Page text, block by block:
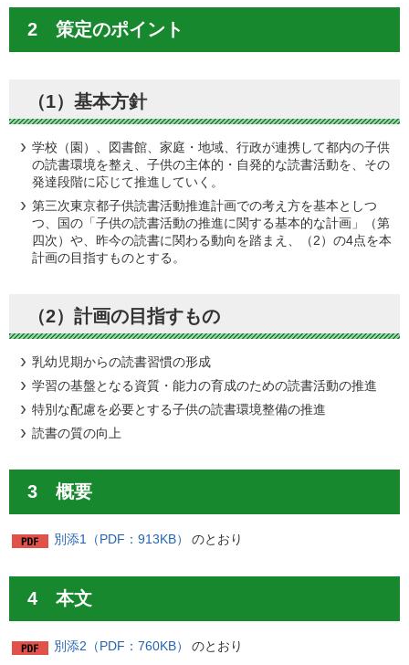
2 策定のポイント
（1）基本方針
学校（園）、図書館、家庭・地域、行政が連携して都内の子供
の読書環境を整え、子供の主体的・自発的な読書活動を、その
発達段階に応じて推進していく。
第三次東京都子供読書活動推進計画での考え方を基本としつ
つ、国の「子供の読書活動の推進に関する基本的な計画」（第
四次）や、昨今の読書に関わる動向を踏まえ、（2）の4点を本
計画の目指すものとする。
（2）計画の目指すもの
乳幼児期からの読書習慣の形成
学習の基盤となる資質・能力の育成のための読書活動の推進
特別な配慮を必要とする子供の読書環境整備の推進
読書の質の向上
3 概要
別添1（PDF：913KB） のとおり
4 本文
別添2（PDF：760KB） のとおり